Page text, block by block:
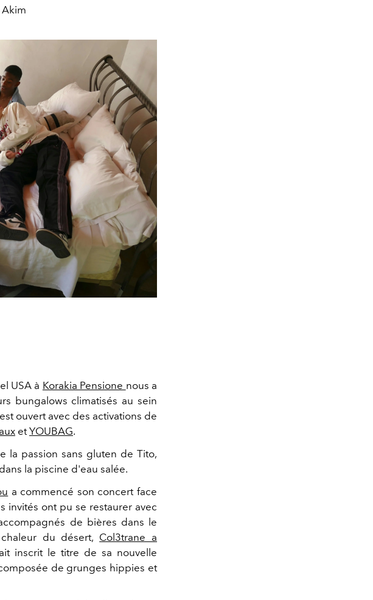
Akim
USA à Korakia Pensione nous a
bungalows climatisés au sein
ouvert avec des activations de
etYOUBAG.
la passion sans gluten de Tito,
la piscine d'eau salée.
a commencé son concert face
invités ont pu se restaurer avec
de bières dans le
du désert, Col3trane a
inscrit le titre de sa nouvelle
de grunges hippies et